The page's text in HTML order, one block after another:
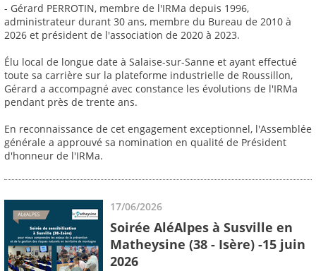
- Gérard PERROTIN, membre de l'IRMa depuis 1996,
administrateur durant 30 ans, membre du Bureau de 2010 à
2026 et président de l'association de 2020 à 2023.
Élu local de longue date à Salaise-sur-Sanne et ayant effectué
toute sa carrière sur la plateforme industrielle de Roussillon,
Gérard a accompagné avec constance les évolutions de l'IRMa
pendant près de trente ans.
En reconnaissance de cet engagement exceptionnel, l'Assemblée
générale a approuvé sa nomination en qualité de Président
d'honneur de l'IRMa.
17/06/2026
Soirée AléAlpes à Susville en
Matheysine (38 - Isère) -15 juin
2026